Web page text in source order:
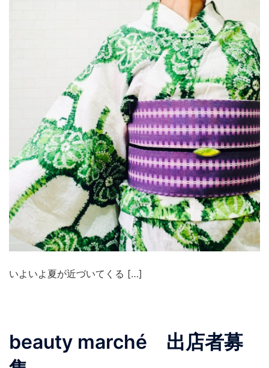
いよいよ夏が近づいてくる […]
beauty marché 出店者募